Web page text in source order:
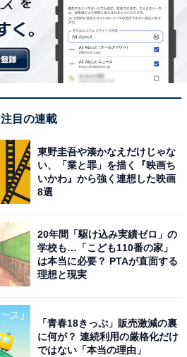
注目の連載
東野圭吾や湊かなえだけじゃな
い、「業と罪」を描く『映画ち
いかわ』から強く連想した映画
8選
20年間「駆け込み実績ゼロ」の
学校も…「こども110番の家」
は本当に必要？ PTAが直面する
理想と現実
「青春18きっぷ」販売激減の裏
に何が？ 連続利用の厳格化だけ
ではない「本当の理由」